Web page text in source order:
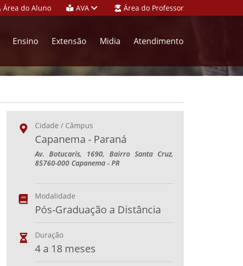
Área do Aluno AVA Área do Professor
Ensino Extensão Midia Atendimento
Cidade / Câmpus
Capanema - Paraná
Av. Botucaris, 1690, Bairro Santa Cruz,
85760-000 Capanema - PR
Modalidade
Pós-Graduação a Distância
Duração
4 a 18 meses